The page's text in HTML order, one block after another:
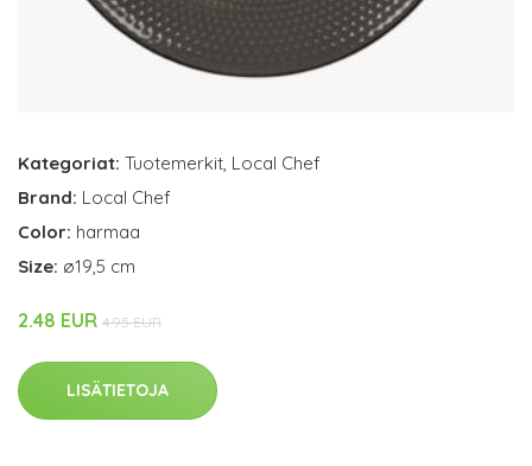
Kategoriat: Tuotemerkit Local Chef
Brand: Local Chef
Color: harmaa
Size: ø19,5 cm
2.48 EUR 4.95 EUR
LISÄTIETOJA